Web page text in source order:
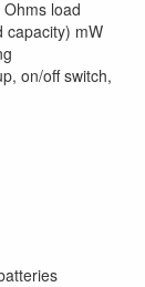
load
capacity) mW
on/off switch,